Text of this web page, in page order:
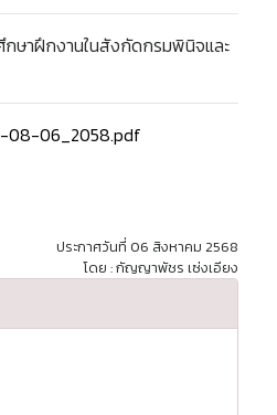
ษาฝึกงานในสังกัดกรมพินิจและ
08-06_2058.pdf
ประกาศวันที่ 06 สิงหาคม 2568
โดย : กัญญาพัชร เซ่งเอียง